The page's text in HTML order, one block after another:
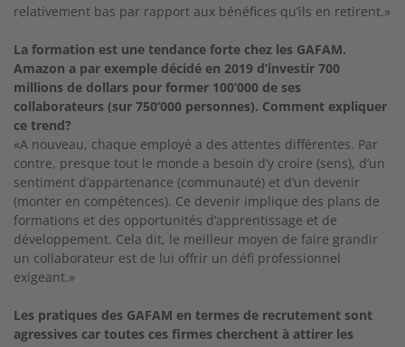
relativement bas par rapport aux bénéfices qu’ils en retirent.»
La formation est une tendance forte chez les GAFAM.
Amazon a par exemple décidé en 2019 d’investir 700
millions de dollars pour former 100’000 de ses
collaborateurs (sur 750’000 personnes). Comment expliquer
ce trend?
«A nouveau, chaque employé a des attentes différentes. Par
contre, presque tout le monde a besoin d’y croire (sens), d’un
sentiment d’appartenance (communauté) et d’un devenir
(monter en compétences). Ce devenir implique des plans de
formations et des opportunités d’apprentissage et de
développement. Cela dit, le meilleur moyen de faire grandir
un collaborateur est de lui offrir un défi professionnel
exigeant.»
Les pratiques des GAFAM en termes de recrutement sont
agressives car toutes ces firmes cherchent à attirer les